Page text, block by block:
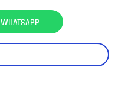
WHATSAPP